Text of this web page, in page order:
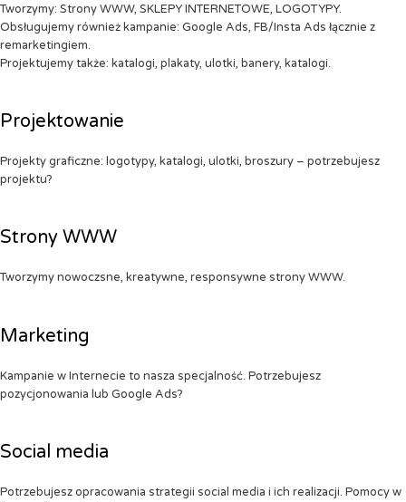
Tworzymy: Strony WWW, SKLEPY INTERNETOWE, LOGOTYPY.
Obsługujemy również kampanie: Google Ads, FB/Insta Ads łącznie z
remarketingiem.
Projektujemy także: katalogi, plakaty, ulotki, banery, katalogi.
Projektowanie
Projekty graficzne: logotypy, katalogi, ulotki, broszury – potrzebujesz
projektu?
Strony WWW
Tworzymy nowoczsne, kreatywne, responsywne strony WWW.
Marketing
Kampanie w Internecie to nasza specjalność. Potrzebujesz
pozycjonowania lub Google Ads?
Social media
Potrzebujesz opracowania strategii social media i ich realizacji. Pomocy w